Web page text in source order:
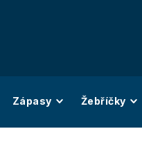
Zápasy Žebříčky